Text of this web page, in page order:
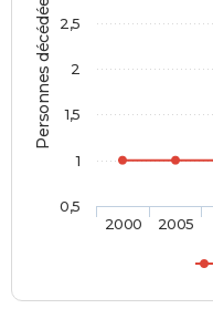
Personnes décédées
2000 2005
0,5
1
1,5
2
2,5